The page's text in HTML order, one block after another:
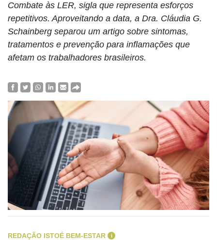
Combate às LER, sigla que representa esforços
repetitivos. Aproveitando a data, a Dra. Cláudia G.
Schainberg separou um artigo sobre sintomas,
tratamentos e prevenção para inflamações que
afetam os trabalhadores brasileiros.
REDAÇÃO ISTOÉ BEM-ESTAR i